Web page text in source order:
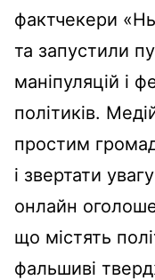
фактчекери
та запустили
маніпуляцій і
політиків.
простим
і звертати
онлайн
що містять
фальшиві